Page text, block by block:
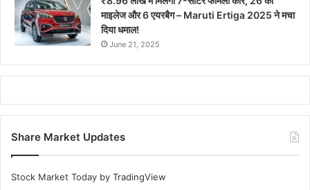
माइलेज और 6 एयरबैग – Maruti Ertiga 2025 ने मचा
दिया धमाल!
June 21, 2025
Share Market Updates
Stock Market Today by TradingView